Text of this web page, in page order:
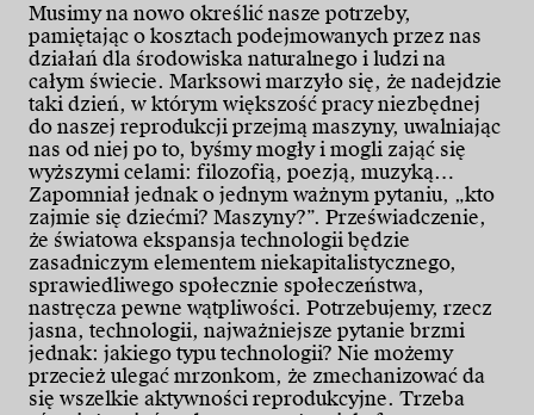
Musimy na nowo określić nasze potrzeby,
pamiętając o kosztach podejmowanych przez nas
działań dla środowiska naturalnego i ludzi na
całym świecie. Marksowi marzyło się, że nadejdzie
taki dzień, w którym większość pracy niezbędnej
do naszej reprodukcji przejmą maszyny, uwalniając
nas od niej po to, byśmy mogły i mogli zająć się
wyższymi celami: filozofią, poezją, muzyką…
Zapomniał jednak o jednym ważnym pytaniu, „kto
zajmie się dziećmi? Maszyny?”. Przeświadczenie,
że światowa ekspansja technologii będzie
zasadniczym elementem niekapitalistycznego,
sprawiedliwego społecznie społeczeństwa,
nastręcza pewne wątpliwości. Potrzebujemy, rzecz
jasna, technologii, najważniejsze pytanie brzmi
jednak: jakiego typu technologii? Nie możemy
przecież ulegać mrzonkom, że zmechanizować da
się wszelkie aktywności reprodukcyjne. Trzeba